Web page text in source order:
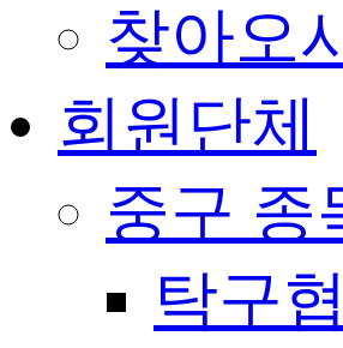
찾아오
회원단체
중구 종
탁구